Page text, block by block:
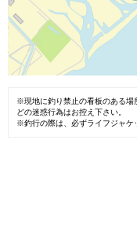
※現地に釣り禁止の看板のある場
どの迷惑行為はお控え下さい。
※釣行の際は、必ずライフジャケ